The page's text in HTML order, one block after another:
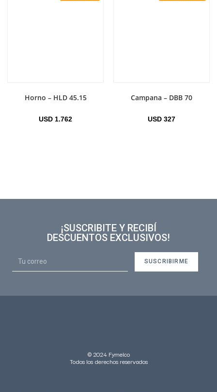
Horno – HLD 45.15
USD 1.762
Campana – DBB 70
USD 327
¡SUSCRIBITE Y RECIBÍ
DESCUENTOS EXCLUSIVOS!
SUSCRIBIRME
© 2024 Fymelco
Todos los derechos reservados